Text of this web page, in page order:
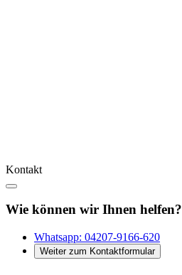
Kontakt
Wie können wir Ihnen helfen?
Whatsapp: 04207-9166-620